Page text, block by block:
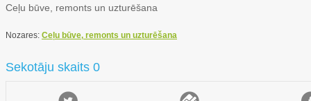
Ceļu būve, remonts un uzturēšana
Nozares: Ceļu būve, remonts un uzturēšana
Sekotāju skaits 0